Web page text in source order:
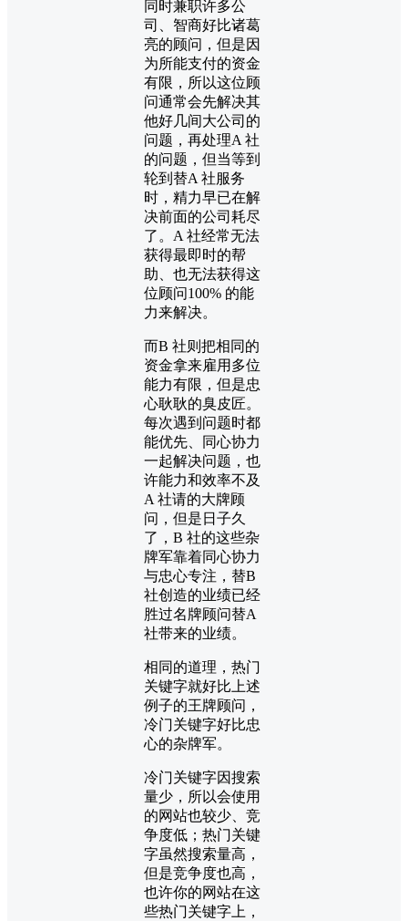
同时兼职许多公
司、智商好比诸葛
亮的顾问，但是因
为所能支付的资金
有限，所以这位顾
问通常会先解决其
他好几间大公司的
问题，再处理A 社
的问题，但当等到
轮到替A 社服务
时，精力早已在解
决前面的公司耗尽
了。A 社经常无法
获得最即时的帮
助、也无法获得这
位顾问100% 的能
力来解决。
而B 社则把相同的
资金拿来雇用多位
能力有限，但是忠
心耿耿的臭皮匠。
每次遇到问题时都
能优先、同心协力
一起解决问题，也
许能力和效率不及
A 社请的大牌顾
问，但是日子久
了，B 社的这些杂
牌军靠着同心协力
与忠心专注，替B
社创造的业绩已经
胜过名牌顾问替A
社带来的业绩。
相同的道理，热门
关键字就好比上述
例子的王牌顾问，
冷门关键字好比忠
心的杂牌军。
冷门关键字因搜索
量少，所以会使用
的网站也较少、竞
争度低；热门关键
字虽然搜索量高，
但是竞争度也高，
也许你的网站在这
些热门关键字上，